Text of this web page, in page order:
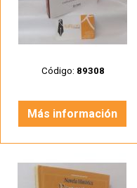
Código: 89308
Más información